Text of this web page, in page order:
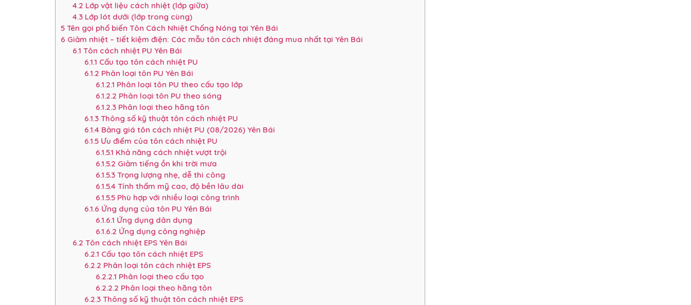
4.2 Lớp vật liệu cách nhiệt (lớp giữa)
4.3Lớp lót dưới (lớp trong cùng)
5 Tên gọi phổ biến Tôn Cách Nhiệt Chống Nóng tại Yên Bái
6 Giảm nhiệt – tiết kiệm điện: Các mẫu tôn cách nhiệt đáng mua nhất tại Yên Bái
6.1 Tôn cách nhiệt PU Yên Bái
6.1.1 Cấu tạo tôn cách nhiệt PU
6.1.2 Phân loại tôn PU Yên Bái
6.1.2.1 Phân loại tôn PU theo cấu tạo lớp
6.1.2.2 Phân loại tôn PU theo sóng
6.1.2.3 Phân loại theo hãng tôn
6.1.3Thông số kỹ thuật tôn cách nhiệt PU
6.1.4 Bảng giá tôn cách nhiệt PU (08/2026) Yên Bái
6.1.5Ưu điểm của tôn cách nhiệt PU
6.1.5.1 Khả năng cách nhiệt vượt trội
6.1.5.2 Giảm tiếng ồn khi trời mưa
6.1.5.3 Trọng lượng nhẹ, dễ thi công
6.1.5.4 Tính thẩm mỹ cao, độ bền lâu dài
6.1.5.5 Phù hợp với nhiều loại công trình
6.1.6 Ứng dụng của tôn PU Yên Bái
6.1.6.1 Ứng dụng dân dụng
6.1.6.2 Ứng dụng công nghiệp
6.2 Tôn cách nhiệt EPS Yên Bái
6.2.1 Cấu tạo tôn cách nhiệt EPS
6.2.2 Phân loại tôn cách nhiệt EPS
6.2.2.1 Phân loại theo cấu tạo
6.2.2.2 Phân loại theo hãng tôn
6.2.3Thông số kỹ thuật tôn cách nhiệt EPS